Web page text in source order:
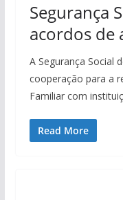
Segurança
acordos de
A Segurança Social
cooperação para a
Familiar com
Read More